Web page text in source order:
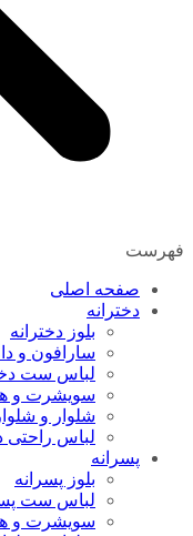
فهرست
صفحه اصلی
دخترانه
بلوز دخترانه
سارافون و
لباس ست
سویشرت و
شلوار و
لباس راحتی
پسرانه
بلوز پسرانه
لباس ست
سویشرت و